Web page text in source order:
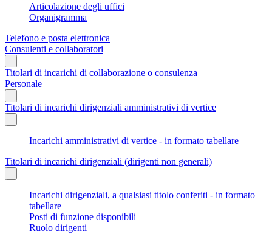
Articolazione degli uffici
Organigramma
Telefono e posta elettronica
Consulenti e collaboratori
Titolari di incarichi di collaborazione o consulenza
Personale
Titolari di incarichi dirigenziali amministrativi di vertice
Incarichi amministrativi di vertice - in formato tabellare
Titolari di incarichi dirigenziali (dirigenti non generali)
Incarichi dirigenziali, a qualsiasi titolo conferiti - in formato
tabellare
Posti di funzione disponibili
Ruolo dirigenti